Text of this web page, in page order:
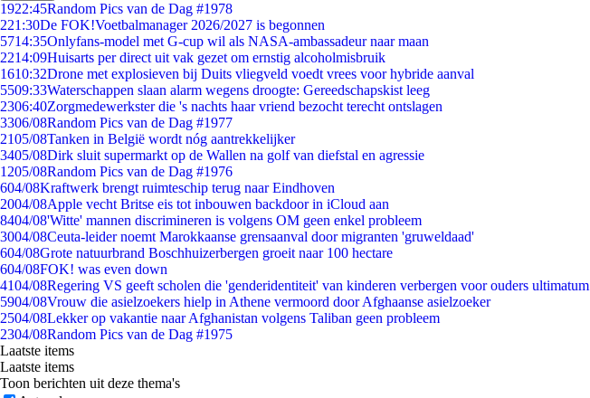
1922:45Random Pics van de Dag #1978
221:30De FOK!Voetbalmanager 2026/2027 is begonnen
5714:35Onlyfans-model met G-cup wil als NASA-ambassadeur naar maan
2214:09Huisarts per direct uit vak gezet om ernstig alcoholmisbruik
1610:32Drone met explosieven bij Duits vliegveld voedt vrees voor hybride aanval
5509:33Waterschappen slaan alarm wegens droogte: Gereedschapskist leeg
2306:40Zorgmedewerkster die 's nachts haar vriend bezocht terecht ontslagen
3306/08Random Pics van de Dag #1977
2105/08Tanken in België wordt nóg aantrekkelijker
3405/08Dirk sluit supermarkt op de Wallen na golf van diefstal en agressie
1205/08Random Pics van de Dag #1976
604/08Kraftwerk brengt ruimteschip terug naar Eindhoven
2004/08Apple vecht Britse eis tot inbouwen backdoor in iCloud aan
8404/08'Witte' mannen discrimineren is volgens OM geen enkel probleem
3004/08Ceuta-leider noemt Marokkaanse grensaanval door migranten 'gruweldaad'
604/08Grote natuurbrand Boschhuizerbergen groeit naar 100 hectare
604/08FOK! was even down
4104/08Regering VS geeft scholen die 'genderidentiteit' van kinderen verbergen voor ouders ultimatum
5904/08Vrouw die asielzoekers hielp in Athene vermoord door Afghaanse asielzoeker
2504/08Lekker op vakantie naar Afghanistan volgens Taliban geen probleem
2304/08Random Pics van de Dag #1975
Laatste items
Laatste items
Toon berichten uit deze thema's